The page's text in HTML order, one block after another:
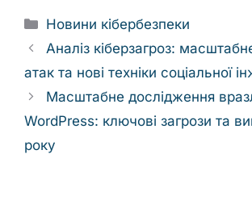
Categories
Новини кібербезпеки
Аналіз кіберзагроз:
атак та нові техніки соціальної
Масштабне дослідження
WordPress: ключові загрози та
року